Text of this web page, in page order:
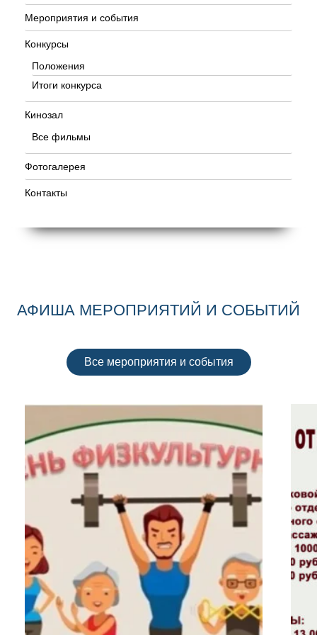
Мероприятия и события
Конкурсы
Положения
Итоги конкурса
Кинозал
Все фильмы
Фотогалерея
Контакты
АФИША МЕРОПРИЯТИЙ И СОБЫТИЙ
Все мероприятия и события
мероприятия,
📍 Место:
8 июля — тёплый
самым важным
ДЕНЬ РЕЧНИКА.
3 июля в 14.00 пройдет праздничное
посвященное Дню речника на площади
округа «Жатай». 🌊 День речника — особый
для нашего поселка: река и флот — важная